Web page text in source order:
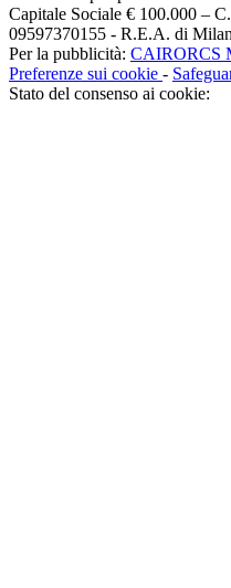
Capitale Sociale € 100.000 –
09597370155 - R.E.A. di
Per la pubblicità: CAIRORCS
Preferenze sui cookie -
Stato del consenso ai cookie: